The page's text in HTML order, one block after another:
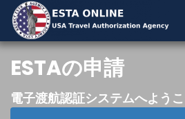
ESTAの申請
電子渡航認証システムへよう